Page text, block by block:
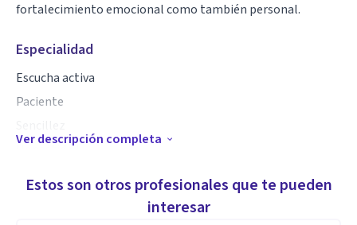
fortalecimiento emocional como también personal.
Especialidad
Escucha activa
Paciente
Honestidad
Ver descripción completa
Estos son otros profesionales que te pueden
interesar